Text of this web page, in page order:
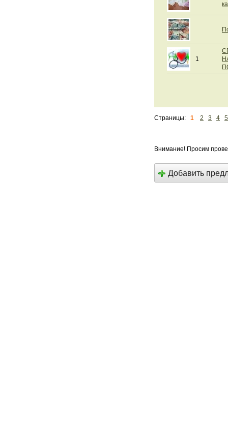
1
Страницы: 1 2 3 4 5
Внимание! Просим
Добавить